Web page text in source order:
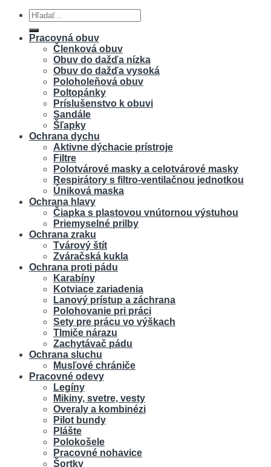
Hľadať:
Pracovná obuv
Členková obuv
Obuv do dažďa nízka
Obuv do dažďa vysoká
Poloholeňová obuv
Poltopánky
Príslušenstvo k obuvi
Sandále
Šľapky
Ochrana dychu
Aktivne dýchacie prístroje
Filtre
Polotvárové masky a celotvárové masky
Respirátory s filtro-ventilačnou jednotkou
Úniková maska
Ochrana hlavy
Čiapka s plastovou vnútornou výstuhou
Priemyselné prilby
Ochrana zraku
Tvárový štít
Zváračská kukla
Ochrana proti pádu
Karabíny
Kotviace zariadenia
Lanový prístup a záchrana
Polohovanie pri práci
Sety pre prácu vo výškach
Tlmiče nárazu
Zachytávač pádu
Ochrana sluchu
Musľové chrániče
Pracovné odevy
Legíny
Mikiny, svetre, vesty
Overaly a kombinézi
Pilot bundy
Plášte
Polokošele
Pracovné nohavice
Šortky